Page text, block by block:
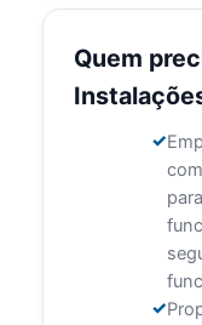
Quem